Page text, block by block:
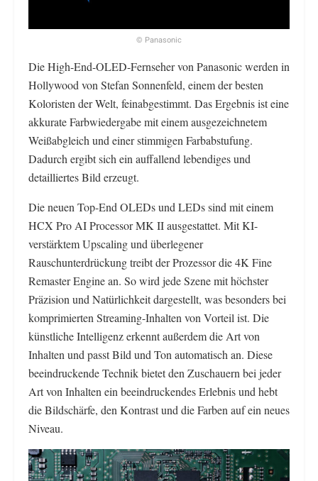
© Panasonic
Die High-End-OLED-Fernseher von Panasonic werden in
Hollywood von Stefan Sonnenfeld, einem der besten
Koloristen der Welt, feinabgestimmt. Das Ergebnis ist eine
akkurate Farbwiedergabe mit einem ausgezeichnetem
Weißabgleich und einer stimmigen Farbabstufung.
Dadurch ergibt sich ein auffallend lebendiges und
detailliertes Bild erzeugt.
Die neuen Top-End OLEDs und LEDs sind mit einem
HCX Pro AI Processor MK II ausgestattet. Mit KI-
verstärktem Upscaling und überlegener
Rauschunterdrückung treibt der Prozessor die 4K Fine
Remaster Engine an. So wird jede Szene mit höchster
Präzision und Natürlichkeit dargestellt, was besonders bei
komprimierten Streaming-Inhalten von Vorteil ist. Die
künstliche Intelligenz erkennt außerdem die Art von
Inhalten und passt Bild und Ton automatisch an. Diese
beeindruckende Technik bietet den Zuschauern bei jeder
Art von Inhalten ein beeindruckendes Erlebnis und hebt
die Bildschärfe, den Kontrast und die Farben auf ein neues
Niveau.